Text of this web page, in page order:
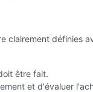
clairement définies
être fait.
et d'évaluer